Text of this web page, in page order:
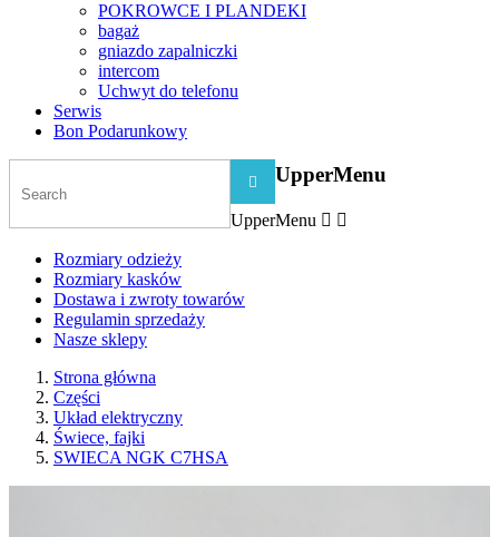
POKROWCE I PLANDEKI
bagaż
gniazdo zapalniczki
intercom
Uchwyt do telefonu
Serwis
Bon Podarunkowy
 UpperMenu
UpperMenu  
Rozmiary odzieży
Rozmiary kasków
Dostawa i zwroty towarów
Regulamin sprzedaży
Nasze sklepy
Strona główna
Części
Układ elektryczny
Świece, fajki
SWIECA NGK C7HSA